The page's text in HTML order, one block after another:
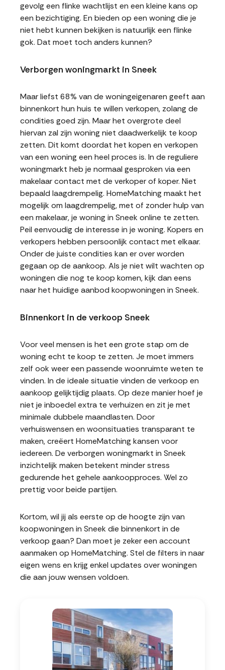
gevolg een flinke wachtlijst en een kleine kans op
een bezichtiging. En bieden op een woning die je
niet hebt kunnen bekijken is natuurlijk een flinke
gok. Dat moet toch anders kunnen?
Verborgen woningmarkt in Sneek
Maar liefst 68% van de woningeigenaren geeft aan
binnenkort hun huis te willen verkopen, zolang de
condities goed zijn. Maar het overgrote deel
hiervan zal zijn woning niet daadwerkelijk te koop
zetten. Dit komt doordat het kopen en verkopen
van een woning een heel proces is. In de reguliere
woningmarkt heb je normaal gesproken via een
makelaar contact met de verkoper of koper. Niet
bepaald laagdrempelig. HomeMatching maakt het
mogelijk om laagdrempelig, met of zonder hulp van
een makelaar, je woning in Sneek online te zetten.
Peil eenvoudig de interesse in je woning. Kopers en
verkopers hebben persoonlijk contact met elkaar.
Onder de juiste condities kan er over worden
gegaan op de aankoop. Als je niet wilt wachten op
woningen die nog te koop komen, kijk dan eens
naar het huidige aanbod koopwoningen in Sneek.
Binnenkort in de verkoop Sneek
Voor veel mensen is het een grote stap om de
woning echt te koop te zetten. Je moet immers
zelf ook weer een passende woonruimte weten te
vinden. In de ideale situatie vinden de verkoop en
aankoop gelijktijdig plaats. Op deze manier hoef je
niet je inboedel extra te verhuizen en zit je met
minimale dubbele maandlasten. Door
verhuiswensen en woonsituaties transparant te
maken, creëert HomeMatching kansen voor
iedereen. De verborgen woningmarkt in Sneek
inzichtelijk maken betekent minder stress
gedurende het gehele aankoopproces. Wel zo
prettig voor beide partijen.
Kortom, wil jij als eerste op de hoogte zijn van
koopwoningen in Sneek die binnenkort in de
verkoop gaan? Dan moet je zeker een account
aanmaken op HomeMatching. Stel de filters in naar
eigen wens en krijg enkel updates over woningen
die aan jouw wensen voldoen.